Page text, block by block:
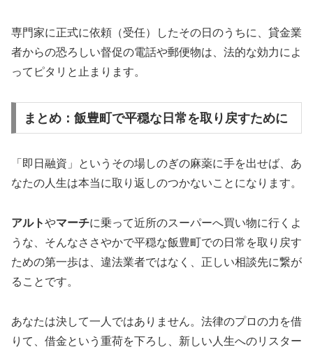
専門家に正式に依頼（受任）したその日のうちに、貸金業
者からの恐ろしい督促の電話や郵便物は、法的な効力によ
ってピタリと止まります。
まとめ：飯豊町で平穏な日常を取り戻すために
「即日融資」というその場しのぎの麻薬に手を出せば、あ
なたの人生は本当に取り返しのつかないことになります。
アルトやマーチに乗って近所のスーパーへ買い物に行くよ
うな、そんなささやかで平穏な飯豊町での日常を取り戻す
ための第一歩は、違法業者ではなく、正しい相談先に繋が
ることです。
あなたは決して一人ではありません。法律のプロの力を借
りて、借金という重荷を下ろし、新しい人生へのリスター